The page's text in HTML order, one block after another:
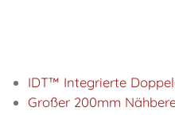
IDT™ Integrierte
Großer 200mm